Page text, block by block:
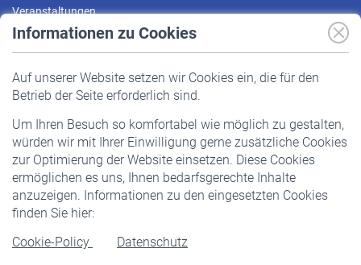
Informationen zu Cookies
Auf unserer Website setzen wir Cookies ein, die für den
Betrieb der Seite erforderlich sind.
Um Ihren Besuch so komfortabel wie möglich zu gestalten,
würden wir mit Ihrer Einwilligung gerne zusätzliche Cookies
zur Optimierung der Website einsetzen. Diese Cookies
ermöglichen es uns, Ihnen bedarfsgerechte Inhalte
anzuzeigen. Informationen zu den eingesetzten Cookies
finden Sie hier:
Cookie-Policy
Datenschutz
Veranstaltungen
Pflichtversicherung
Staatliche Förderung
Veranstaltungen
Rentner
Rentenbeginn
Rente beantragen